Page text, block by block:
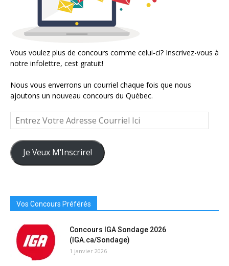
Vous voulez plus de concours comme celui-ci? Inscrivez-vous à
notre infolettre, cest gratuit!
Nous vous enverrons un courriel chaque fois que nous
ajoutons un nouveau concours du Québec.
Entrez
Votre
Adresse
Courriel
Ici
Je Veux M'Inscrire!
Vos Concours Préférés
Concours IGA Sondage 2026
(IGA.ca/Sondage)
1 janvier 2026